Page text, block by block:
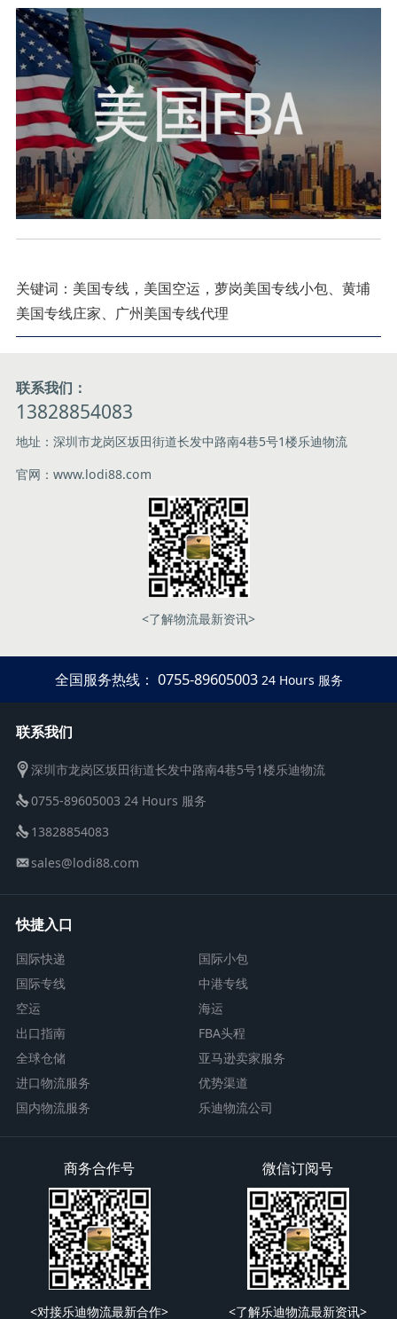
关键词：美国专线，美国空运，萝岗美国专线小包、黄埔
美国专线庄家、广州美国专线代理
联系我们：
13828854083
地址：深圳市龙岗区坂田街道长发中路南4巷5号1楼乐迪物流
官网：www.lodi88.com
<了解物流最新资讯>
全国服务热线： 0755-89605003 24 Hours 服务
联系我们
深圳市龙岗区坂田街道长发中路南4巷5号1楼乐迪物流
0755-89605003 24 Hours 服务
13828854083
sales@lodi88.com
快捷入口
国际快递
国际小包
国际专线
中港专线
空运
海运
出口指南
FBA头程
全球仓储
亚马逊卖家服务
进口物流服务
优势渠道
国内物流服务
乐迪物流公司
商务合作号
<对接乐迪物流最新合作>
微信订阅号
<了解乐迪物流最新资讯>